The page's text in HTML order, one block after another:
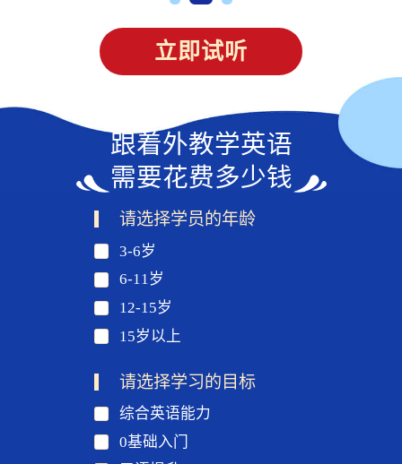
立即试听
跟着外教学英语
需要花费多少钱
请选择学员的年龄
3-6岁
6-11岁
12-15岁
15岁以上
请选择学习的目标
综合英语能力
0基础入门